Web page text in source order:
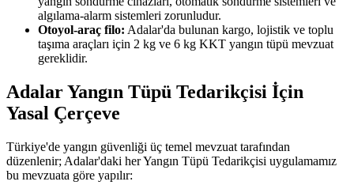
algılama-alarm sistemleri zorunludur.
Otoyol-araç filo: Adalar'da bulunan kargo, lojistik ve toplu
taşıma araçları için 2 kg ve 6 kg KKT yangın tüpü mevzuat
gereklidir.
Adalar Yangın Tüpü Tedarikçisi İçin
Yasal Çerçeve
Türkiye'de yangın güvenliği üç temel mevzuat tarafından
düzenlenir; Adalar'daki her Yangın Tüpü Tedarikçisi uygulamamız
bu mevzuata göre yapılır: